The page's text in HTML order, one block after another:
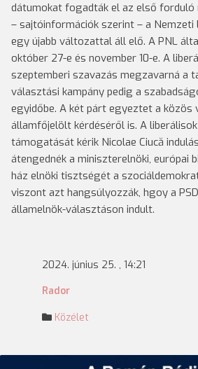
dátumokat fogadták el az első forduló
– sajtóinformációk szerint – a Nemzeti
egy újabb változattal áll elő. A PNL
október 27-e és november 10-e. A
szeptemberi szavazás megzavarná a
választási kampány pedig a
egyidőbe. A két párt egyeztet a közös
államfőjelölt kérdéséről is. A
támogatását kérik Nicolae Ciucă
átengednék a miniszterelnöki, európai
ház elnöki tisztségét a
viszont azt hangsúlyozzák, hgoy a
államelnök-választáson indult.
2024. június 25. , 14:21
Rador
Közélet